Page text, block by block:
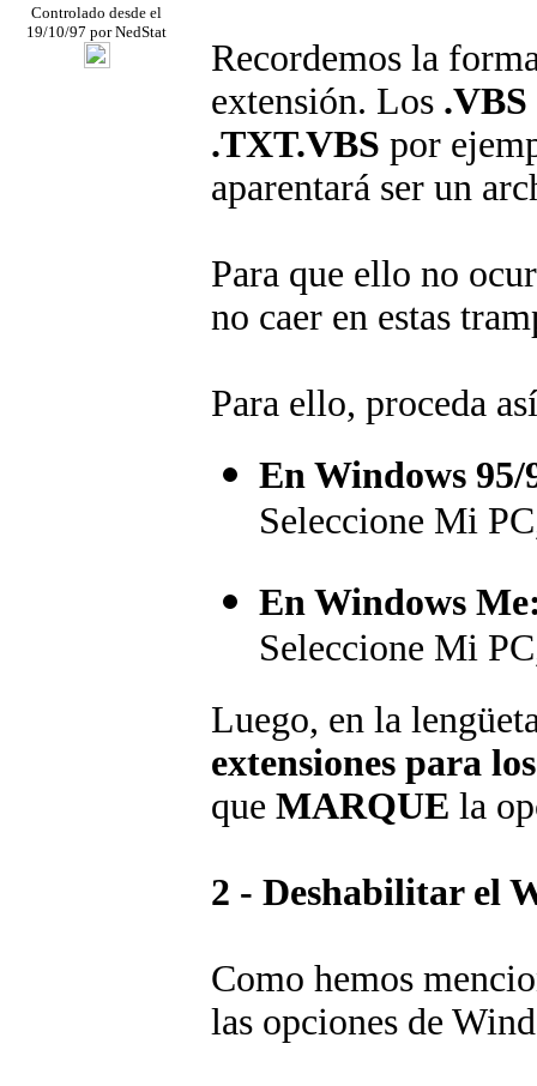
Controlado desde el
19/10/97 por NedStat
Recordemos la
extensión. Los .VBS
.TXT.VBS por
aparentará ser un
Para que ello no
no caer en estas
Para ello, proceda
En Windows 95/
Seleccione Mi
En Windows
Seleccione Mi
Luego, en la
extensiones para
que MARQUE la
2 - Deshabilitar el
Como hemos
las opciones de